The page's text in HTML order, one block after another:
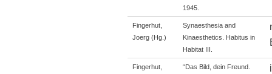
1945.
Fingerhut,
Joerg (Hg.)
Synaesthesia and
Kinaesthetics. Habitus in
Habitat III.
Fingerhut,
“Das Bild, dein Freund.